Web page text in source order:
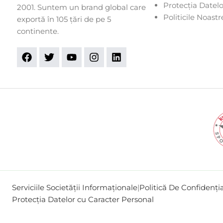
2001. Suntem un brand global care
exportă în 105 țări de pe 5
continente.
Protecția
Politicile
Serviciile Societății Informaționale|Politică De
Protecția Datelor cu Caracter Personal